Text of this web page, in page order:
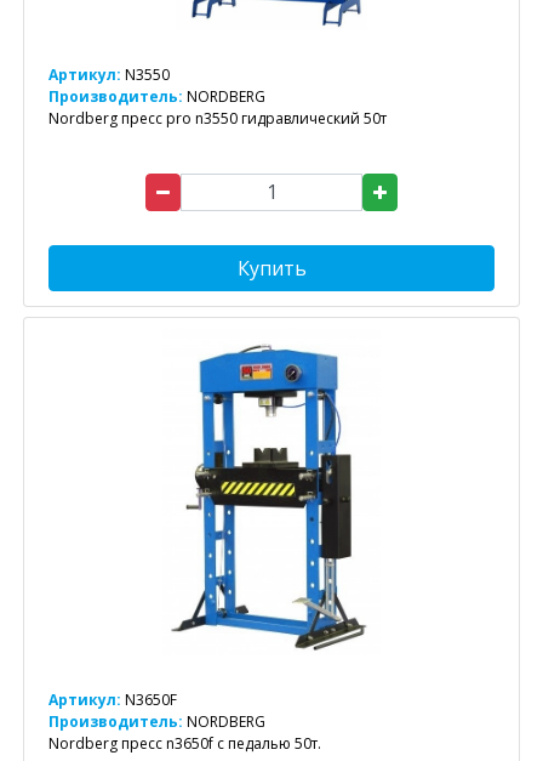
Артикул: N3550
Производитель: NORDBERG
Nordberg пресс pro n3550 гидравлический 50т
Купить
Артикул: N3650F
Производитель: NORDBERG
Nordberg пресс n3650f с педалью 50т.